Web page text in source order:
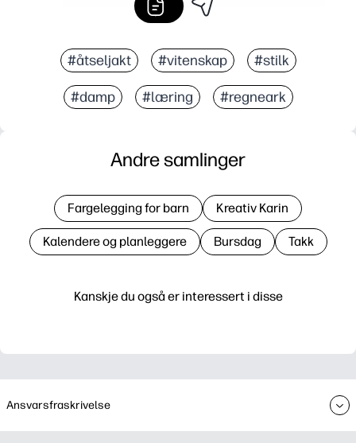
#åtseljakt #vitenskap #stilk
#damp #læring #regneark
Kanskje du også er interessert i disse
Andre samlinger
Fargelegging for barn Kreativ Karin
Kalendere og planleggere Bursdag Takk
Ansvarsfraskrivelse